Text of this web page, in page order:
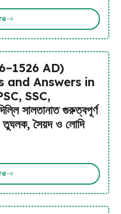
AD)
Answers in
SSC,
সালতানাত গুরুত্বপূর্ণ
তুঘলক, সৈয়দ ও লোদি